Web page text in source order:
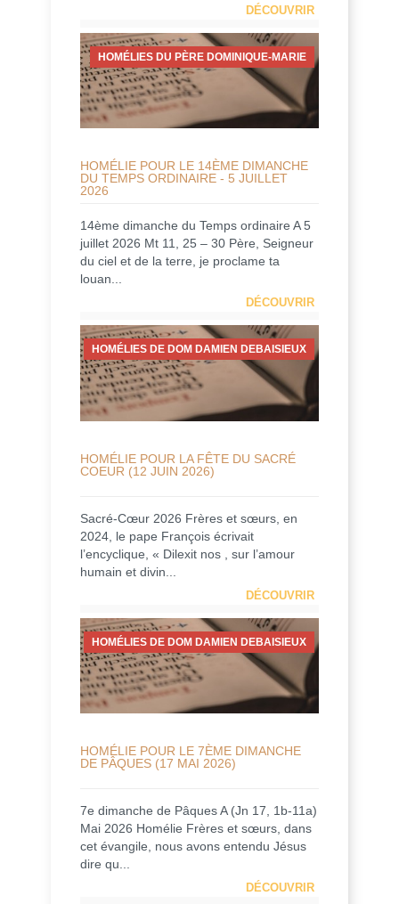
DÉCOUVRIR
HOMÉLIES DU PÈRE DOMINIQUE-MARIE
HOMÉLIE POUR LE 14ÈME DIMANCHE
DU TEMPS ORDINAIRE - 5 JUILLET
2026
14ème dimanche du Temps ordinaire A 5
juillet 2026 Mt 11, 25 – 30 Père, Seigneur
du ciel et de la terre, je proclame ta
louan...
DÉCOUVRIR
HOMÉLIES DE DOM DAMIEN DEBAISIEUX
HOMÉLIE POUR LA FÊTE DU SACRÉ
COEUR (12 JUIN 2026)
Sacré-Cœur 2026 Frères et sœurs, en
2024, le pape François écrivait
l’encyclique, « Dilexit nos , sur l’amour
humain et divin...
DÉCOUVRIR
HOMÉLIES DE DOM DAMIEN DEBAISIEUX
HOMÉLIE POUR LE 7ÈME DIMANCHE
DE PÂQUES (17 MAI 2026)
7e dimanche de Pâques A (Jn 17, 1b-11a)
Mai 2026 Homélie Frères et sœurs, dans
cet évangile, nous avons entendu Jésus
dire qu...
DÉCOUVRIR